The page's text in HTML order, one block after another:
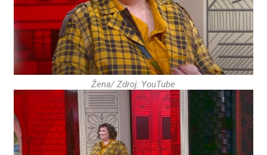
Žena/ Zdroj: YouTube